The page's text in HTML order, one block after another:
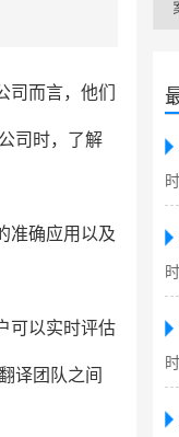
而言，他们
司时，了解
准确应用以及
可以实时评估
译团队之间